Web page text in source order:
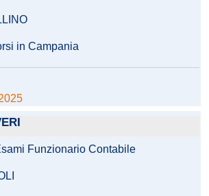
in Campania
Funzionario Contabile